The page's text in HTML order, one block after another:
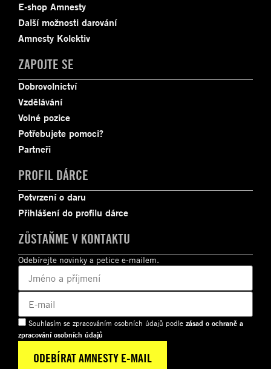
E-shop Amnesty
Další možnosti darování
Amnesty Kolektiv
ZAPOJTE SE
Dobrovolnictví
Vzdělávání
Volné pozice
Potřebujete pomoci?
Partneři
PROFIL DÁRCE
Potvrzení o daru
Přihlášení do profilu dárce
ZŮSTAŇME V KONTAKTU
Odebírejte novinky a petice e-mailem.
Souhlasím se zpracováním osobních údajů podle zásad o ochraně a
zpracování osobních údajů